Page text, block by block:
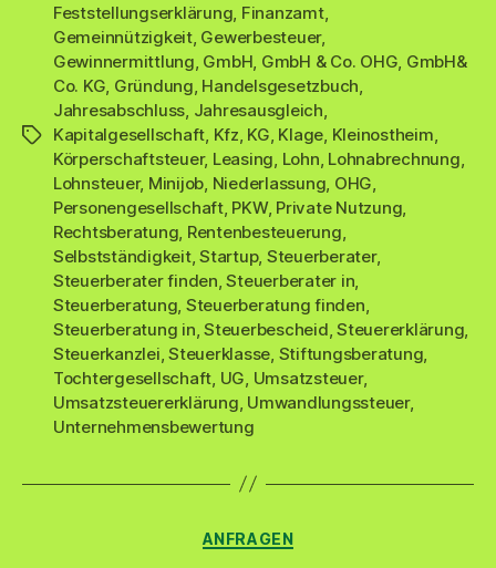
Schlagwörter
Feststellungserklärung Finanzamt,
Gemeinnützigkeit, Gewerbesteuer,
Gewinnermittlung GmbH GmbH & Co. OHG GmbH&
Co. KG Gründung Handelsgesetzbuch
Jahresabschluss Jahresausgleich
Kapitalgesellschaft Kfz KG Klage Kleinostheim
Körperschaftsteuer, Leasing Lohn Lohnabrechnung
Lohnsteuer, Minijob Niederlassung OHG
Personengesellschaft, PKW, Private Nutzung
Rechtsberatung Rentenbesteuerung
Selbstständigkeit,Startup, Steuerberater,
Steuerberater finden ,Steuerberater in
Steuerberatung Steuerberatung finden
Steuerberatung in ,Steuerbescheid ,Steuererklärung
Steuerkanzlei ,Steuerklasse Stiftungsberatung
Tochtergesellschaft UG Umsatzsteuer,
Umsatzsteuererklärung Umwandlungssteuer,
Unternehmensbewertung
Kategorien
ANFRAGEN